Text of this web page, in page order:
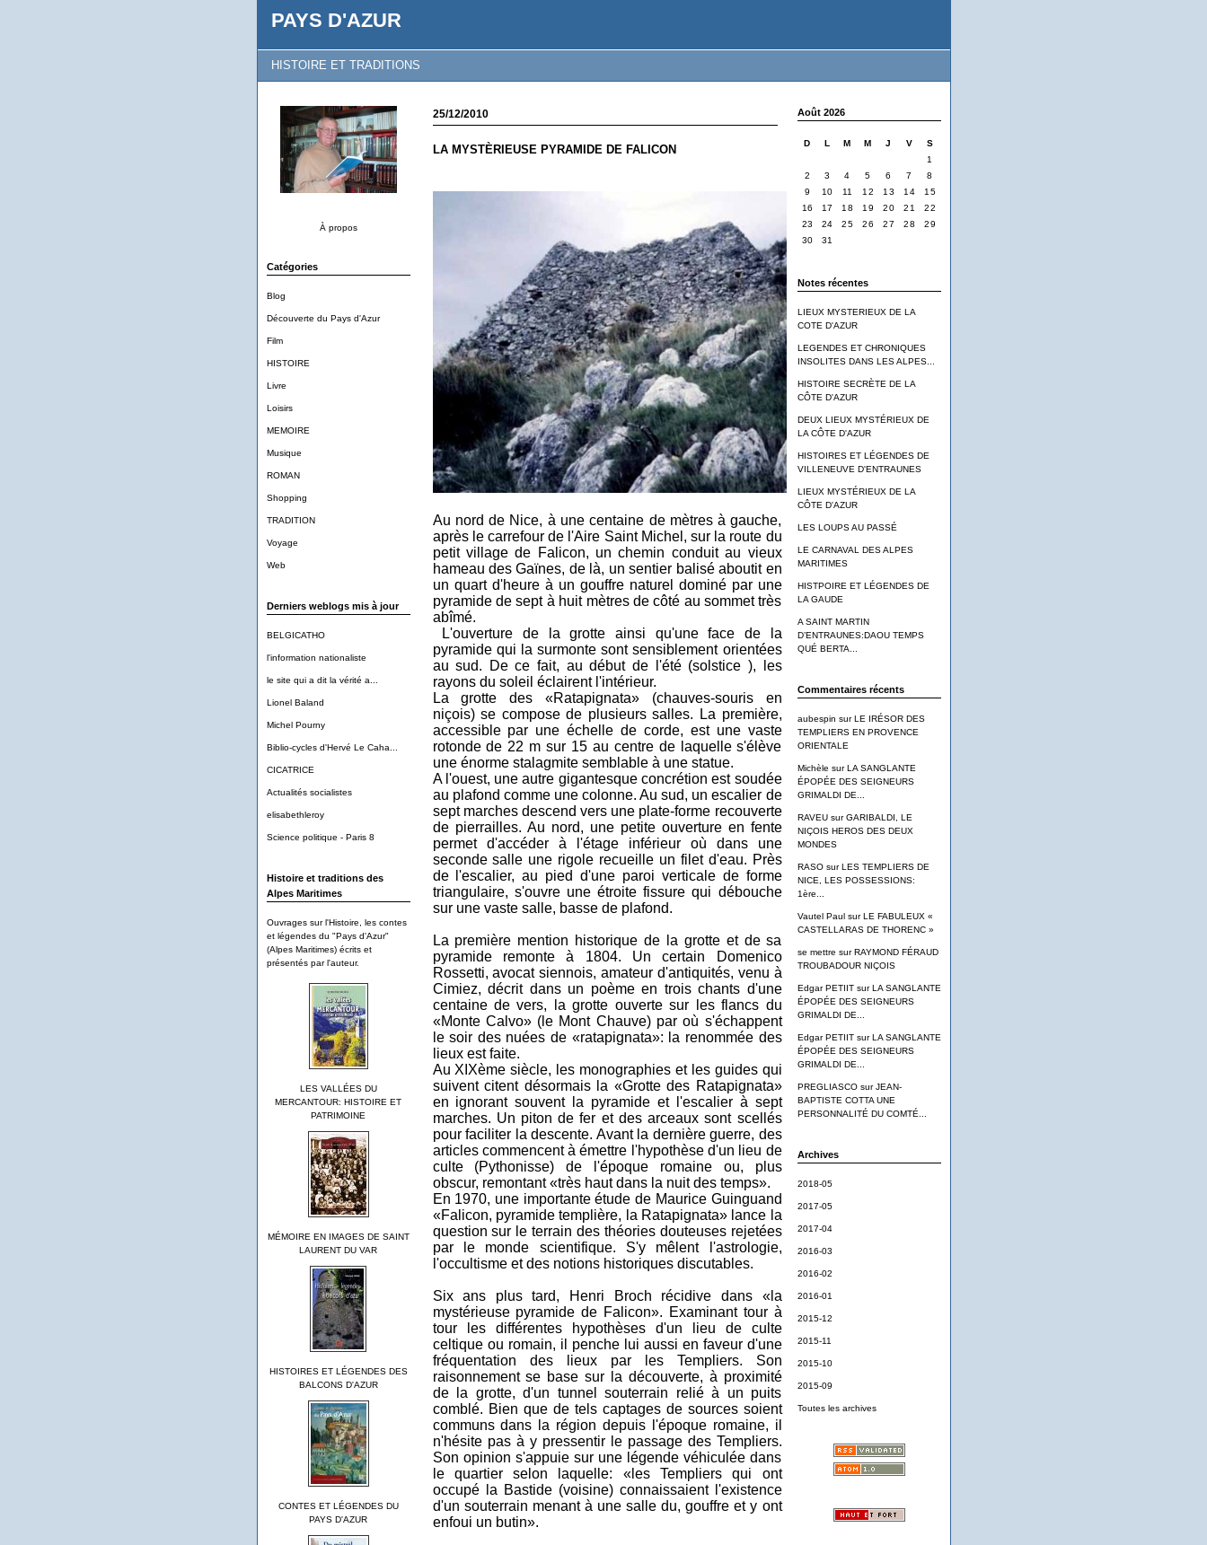
PAYS D'AZUR
HISTOIRE ET TRADITIONS
À propos
Catégories
Blog
Découverte du Pays d'Azur
Film
HISTOIRE
Livre
Loisirs
MEMOIRE
Musique
ROMAN
Shopping
TRADITION
Voyage
Web
Derniers weblogs mis à jour
BELGICATHO
l'information nationaliste
le site qui a dit la vérité a...
Lionel Baland
Michel Pourny
Biblio-cycles d'Hervé Le Caha...
CICATRICE
Actualités socialistes
elisabethleroy
Science politique - Paris 8
Histoire et traditions des
Alpes Maritimes
Ouvrages sur l'Histoire, les contes
et légendes du "Pays d'Azur"
(Alpes Maritimes) écrits et
présentés par l'auteur.
LES VALLÉES DU
MERCANTOUR: HISTOIRE ET
PATRIMOINE
MÉMOIRE EN IMAGES DE SAINT
LAURENT DU VAR
HISTOIRES ET LÉGENDES DES
BALCONS D'AZUR
CONTES ET LÉGENDES DU
PAYS D'AZUR
Août 2026
D L M M J V
S
1
2
3 4 5 6 7
8
9
10 11 12 13 14
15
16
17 18 19 20 21
22
23
24 25 26 27 28
29
30
31
Notes récentes
LIEUX MYSTERIEUX DE LA
COTE D'AZUR
LEGENDES ET CHRONIQUES
INSOLITES DANS LES ALPES...
HISTOIRE SECRÈTE DE LA
CÔTE D'AZUR
DEUX LIEUX MYSTÉRIEUX DE
LA CÔTE D'AZUR
HISTOIRES ET LÉGENDES DE
VILLENEUVE D'ENTRAUNES
LIEUX MYSTÉRIEUX DE LA
CÔTE D'AZUR
LES LOUPS AU PASSÉ
LE CARNAVAL DES ALPES
MARITIMES
HISTPOIRE ET LÉGENDES DE
LA GAUDE
A SAINT MARTIN
D’ENTRAUNES:DAOU TEMPS
QUÉ BERTA...
Commentaires récents
aubespin surLE IRÉSOR DES
TEMPLIERS EN PROVENCE
ORIENTALE
Michèle surLA SANGLANTE
ÉPOPÉE DES SEIGNEURS
GRIMALDI DE...
RAVEUsurGARIBALDI, LE
NIÇOIS HEROS DES DEUX
MONDES
RASOsurLES TEMPLIERS DE
NICE, LES POSSESSIONS:
1ère...
Vautel PaulsurLE FABULEUX «
CASTELLARAS DE THORENC »
se mettre surRAYMOND FÉRAUD
TROUBADOUR NIÇOIS
Edgar PETIITsurLA SANGLANTE
ÉPOPÉE DES SEIGNEURS
GRIMALDI DE...
Edgar PETIITsurLA SANGLANTE
ÉPOPÉE DES SEIGNEURS
GRIMALDI DE...
PREGLIASCOsurJEAN-
BAPTISTE COTTA UNE
PERSONNALITÉ DU COMTÉ...
Archives
2018-05
2017-05
2017-04
2016-03
2016-02
2016-01
2015-12
2015-11
2015-10
2015-09
Toutes les archives
25/12/2010
LA MYSTÈRIEUSE PYRAMIDE DE FALICON
Au nord de Nice, à une centaine de mètres à gauche,
après le carrefour de l'Aire Saint Michel, sur la route du
petit village de Falicon, un chemin conduit au vieux
hameau des Gaïnes, de là, un sentier balisé aboutit en
un quart d'heure à un gouffre naturel dominé par une
pyramide de sept à huit mètres de côté au sommet très
abîmé.
L'ouverture de la grotte ainsi qu'une face de la
pyramide qui la surmonte sont sensiblement orientées
au sud. De ce fait, au début de l'été (solstice ), les
rayons du soleil éclairent l'intérieur.
La grotte des «Ratapignata» (chauves-souris en
niçois) se compose de plusieurs salles. La première,
accessible par une échelle de corde, est une vaste
rotonde de 22 m sur 15 au centre de laquelle s'élève
une énorme stalagmite semblable à une statue.
A l'ouest, une autre gigantesque concrétion est soudée
au plafond comme une colonne. Au sud, un escalier de
sept marches descend vers une plate-forme recouverte
de pierrailles. Au nord, une petite ouverture en fente
permet d'accéder à l'étage inférieur où dans une
seconde salle une rigole recueille un filet d'eau. Près
de l'escalier, au pied d'une paroi verticale de forme
triangulaire, s'ouvre une étroite fissure qui débouche
sur une vaste salle, basse de plafond.
La première mention historique de la grotte et de sa
pyramide remonte à 1804. Un certain Domenico
Rossetti, avocat siennois, amateur d'antiquités, venu à
Cimiez, décrit dans un poème en trois chants d'une
centaine de vers, la grotte ouverte sur les flancs du
«Monte Calvo» (le Mont Chauve) par où s'échappent
le soir des nuées de «ratapignata»: la renommée des
lieux est faite.
Au XIXème siècle, les monographies et les guides qui
suivent citent désormais la «Grotte des Ratapignata»
en ignorant souvent la pyramide et l'escalier à sept
marches. Un piton de fer et des arceaux sont scellés
pour faciliter la descente. Avant la dernière guerre, des
articles commencent à émettre l'hypothèse d'un lieu de
culte (Pythonisse) de l'époque romaine ou, plus
obscur, remontant «très haut dans la nuit des temps».
En 1970, une importante étude de Maurice Guinguand
«Falicon, pyramide templière, la Ratapignata» lance la
question sur le terrain des théories douteuses rejetées
par le monde scientifique. S'y mêlent l'astrologie,
l'occultisme et des notions historiques discuta­bles.
Six ans plus tard, Henri Broch récidive dans «la
mystérieuse pyramide de Falicon». Examinant tour à
tour les différentes hypothèses d'un lieu de culte
celtique ou romain, il penche lui aussi en faveur d'une
fréquentation des lieux par les Templiers. Son
raisonnement se base sur la découverte, à proximité
de la grotte, d'un tunnel souterrain relié à un puits
comblé. Bien que de tels captages de sources soient
communs dans la région depuis l'époque romaine, il
n'hésite pas à y pressentir le passage des Templiers.
Son opinion s'appuie sur une légende véhiculée dans
le quartier selon laquelle: «les Templiers qui ont
occupé la Bastide (voisine) connaissaient l'existence
d'un souterrain menant à une salle du, gouffre et y ont
enfoui un butin».